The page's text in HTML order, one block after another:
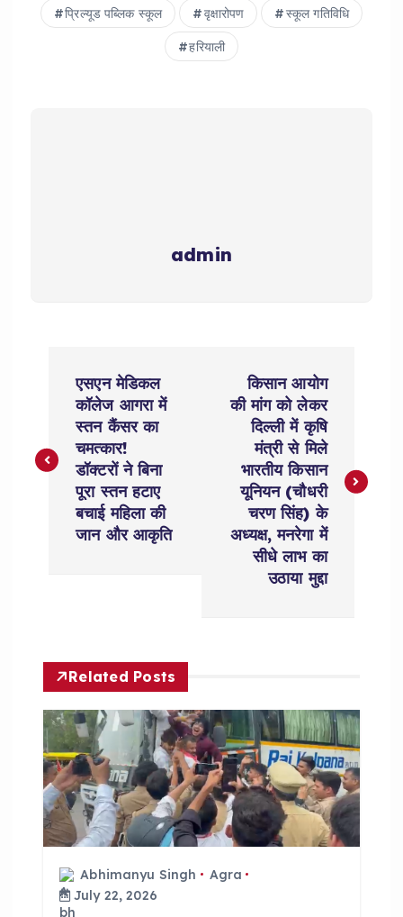
प्रिल्यूड पब्लिक स्कूल वृक्षारोपण स्कूल गतिविधि
हरियाली
admin
s
g
a
t
एसएन मेडिकल
कॉलेज आगरा में
स्तन कैंसर का
चमत्कार!
डॉक्टरों ने बिना
पूरा स्तन हटाए
बचाई महिला की
जान और आकृति
किसान आयोग
की मांग को लेकर
दिल्ली में कृषि
मंत्री से मिले
भारतीय किसान
यूनियन (चौधरी
चरण सिंह) के
अध्यक्ष, मनरेगा में
सीधे लाभ का
उठाया मुद्दा
Related Posts
Abhimanyu Singh
Agra
July 22, 2026